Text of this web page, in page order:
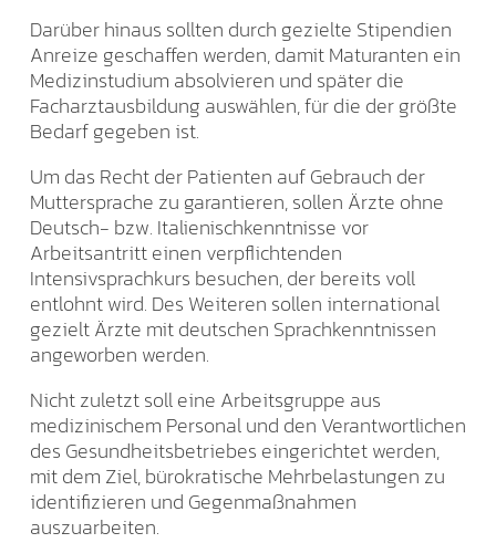
Darüber hinaus sollten durch gezielte Stipendien
Anreize geschaffen werden, damit Maturanten ein
Medizinstudium absolvieren und später die
Facharztausbildung auswählen, für die der größte
Bedarf gegeben ist.
Um das Recht der Patienten auf Gebrauch der
Muttersprache zu garantieren, sollen Ärzte ohne
Deutsch- bzw. Italienischkenntnisse vor
Arbeitsantritt einen verpflichtenden
Intensivsprachkurs besuchen, der bereits voll
entlohnt wird. Des Weiteren sollen international
gezielt Ärzte mit deutschen Sprachkenntnissen
angeworben werden.
Nicht zuletzt soll eine Arbeitsgruppe aus
medizinischem Personal und den Verantwortlichen
des Gesundheitsbetriebes eingerichtet werden,
mit dem Ziel, bürokratische Mehrbelastungen zu
identifizieren und Gegenmaßnahmen
auszuarbeiten.